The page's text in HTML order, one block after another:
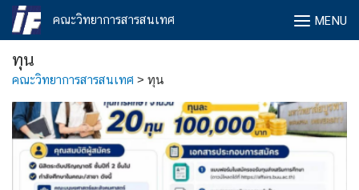
Skip
คณะวิทยาการสารสนเทศ MENU
ทุน
คณะวิทยาการสารสนเทศ > ทุน